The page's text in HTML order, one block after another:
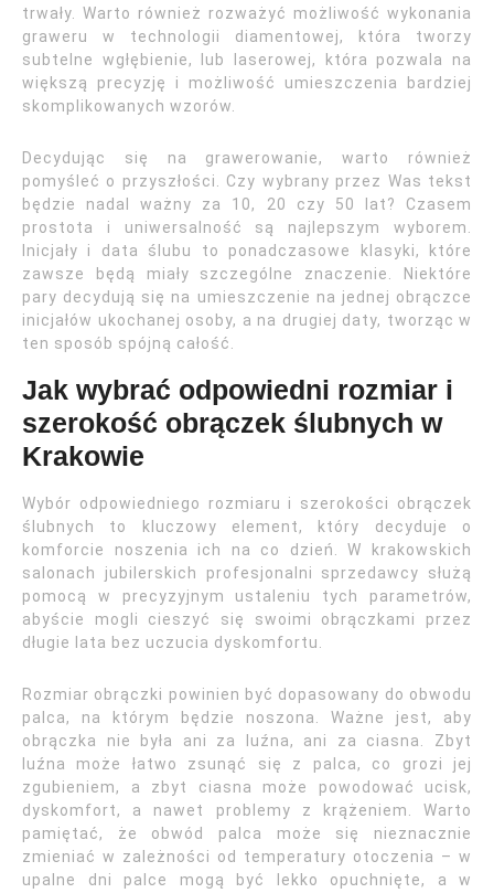
trwały. Warto również rozważyć możliwość wykonania
graweru w technologii diamentowej, która tworzy
subtelne wgłębienie, lub laserowej, która pozwala na
większą precyzję i możliwość umieszczenia bardziej
skomplikowanych wzorów.
Decydując się na grawerowanie, warto również
pomyśleć o przyszłości. Czy wybrany przez Was tekst
będzie nadal ważny za 10, 20 czy 50 lat? Czasem
prostota i uniwersalność są najlepszym wyborem.
Inicjały i data ślubu to ponadczasowe klasyki, które
zawsze będą miały szczególne znaczenie. Niektóre
pary decydują się na umieszczenie na jednej obrączce
inicjałów ukochanej osoby, a na drugiej daty, tworząc w
ten sposób spójną całość.
Jak wybrać odpowiedni rozmiar i
szerokość obrączek ślubnych w
Krakowie
Wybór odpowiedniego rozmiaru i szerokości obrączek
ślubnych to kluczowy element, który decyduje o
komforcie noszenia ich na co dzień. W krakowskich
salonach jubilerskich profesjonalni sprzedawcy służą
pomocą w precyzyjnym ustaleniu tych parametrów,
abyście mogli cieszyć się swoimi obrączkami przez
długie lata bez uczucia dyskomfortu.
Rozmiar obrączki powinien być dopasowany do obwodu
palca, na którym będzie noszona. Ważne jest, aby
obrączka nie była ani za luźna, ani za ciasna. Zbyt
luźna może łatwo zsunąć się z palca, co grozi jej
zgubieniem, a zbyt ciasna może powodować ucisk,
dyskomfort, a nawet problemy z krążeniem. Warto
pamiętać, że obwód palca może się nieznacznie
zmieniać w zależności od temperatury otoczenia – w
upalne dni palce mogą być lekko opuchnięte, a w